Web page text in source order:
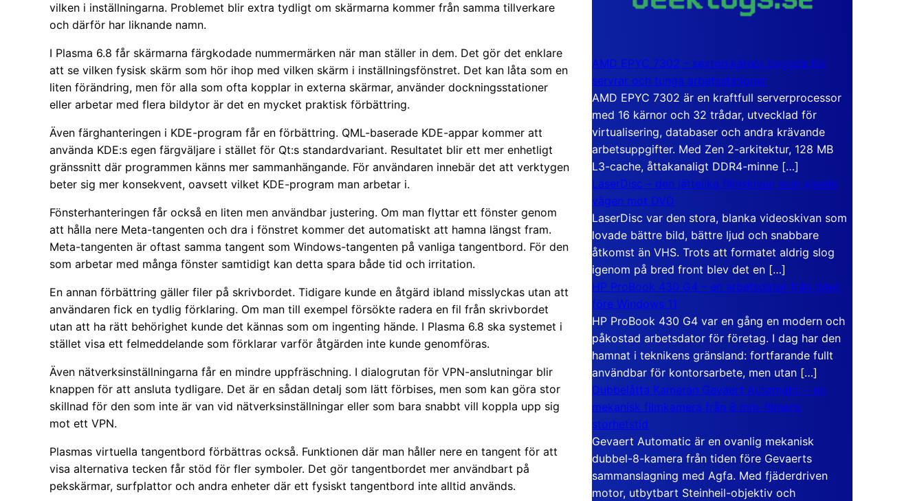
vilken i inställningarna. Problemet blir extra tydligt om skärmarna kommer från samma tillverkare
och därför har liknande namn.
I Plasma 6.8 får skärmarna färgkodade nummermärken när man ställer in dem. Det gör det enklare
att se vilken fysisk skärm som hör ihop med vilken skärm i inställningsfönstret. Det kan låta som en
liten förändring, men för alla som ofta kopplar in externa skärmar, använder dockningsstationer
eller arbetar med flera bildytor är det en mycket praktisk förbättring.
Även färghanteringen i KDE-program får en förbättring. QML-baserade KDE-appar kommer att
använda KDE:s egen färgväljare i stället för Qt:s standardvariant. Resultatet blir ett mer enhetligt
gränssnitt där programmen känns mer sammanhängande. För användaren innebär det att verktygen
beter sig mer konsekvent, oavsett vilket KDE-program man arbetar i.
Fönsterhanteringen får också en liten men användbar justering. Om man flyttar ett fönster genom
att hålla nere Meta-tangenten och dra i fönstret kommer det automatiskt att hamna längst fram.
Meta-tangenten är oftast samma tangent som Windows-tangenten på vanliga tangentbord. För den
som arbetar med många fönster samtidigt kan detta spara både tid och irritation.
En annan förbättring gäller filer på skrivbordet. Tidigare kunde en åtgärd ibland misslyckas utan att
användaren fick en tydlig förklaring. Om man till exempel försökte radera en fil från skrivbordet
utan att ha rätt behörighet kunde det kännas som om ingenting hände. I Plasma 6.8 ska systemet i
stället visa ett felmeddelande som förklarar varför åtgärden inte kunde genomföras.
Även nätverksinställningarna får en mindre uppfräschning. I dialogrutan för VPN-anslutningar blir
knappen för att ansluta tydligare. Det är en sådan detalj som lätt förbises, men som kan göra stor
skillnad för den som inte är van vid nätverksinställningar eller som bara snabbt vill koppla upp sig
mot ett VPN.
Plasmas virtuella tangentbord förbättras också. Funktionen där man håller nere en tangent för att
visa alternativa tecken får stöd för fler symboler. Det gör tangentbordet mer användbart på
pekskärmar, surfplattor och andra enheter där ett fysiskt tangentbord inte alltid används.
AMD EPYC 7302 – sexton kärnor byggda för
servrar och tunga arbetsstationer
AMD EPYC 7302 är en kraftfull serverprocessor
med 16 kärnor och 32 trådar, utvecklad för
virtualisering, databaser och andra krävande
arbetsuppgifter. Med Zen 2-arkitektur, 128 MB
L3-cache, åttakanaligt DDR4-minne […]
LaserDisc – den jättelika filmskivan som visade
vägen mot DVD
LaserDisc var den stora, blanka videoskivan som
lovade bättre bild, bättre ljud och snabbare
åtkomst än VHS. Trots att formatet aldrig slog
igenom på bred front blev det en […]
HP ProBook 430 G4 – en arbetsdator från tiden
före Windows 11
HP ProBook 430 G4 var en gång en modern och
påkostad arbetsdator för företag. I dag har den
hamnat i teknikens gränsland: fortfarande fullt
användbar för kontorsarbete, men utan […]
Dubbelåtta Kameran Gevaert Automatic – en
mekanisk filmkamera från 8 mm-filmens
storhetstid
Gevaert Automatic är en ovanlig mekanisk
dubbel-8-kamera från tiden före Gevaerts
sammanslagning med Agfa. Med fjäderdriven
motor, utbytbart Steinheil-objektiv och